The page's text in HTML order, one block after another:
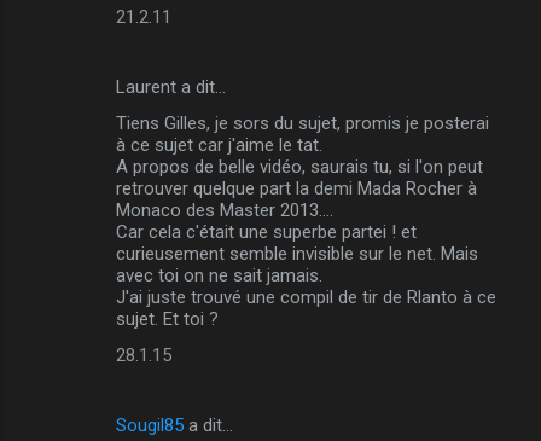
21.2.11
Laurent a dit…
Tiens Gilles, je sors du sujet, promis je posterai
à ce sujet car j'aime le tat.
A propos de belle vidéo, saurais tu, si l'on peut
retrouver quelque part la demi Mada Rocher à
Monaco des Master 2013....
Car cela c'était une superbe partei ! et
curieusement semble invisible sur le net. Mais
avec toi on ne sait jamais.
J'ai juste trouvé une compil de tir de Rlanto à ce
sujet. Et toi ?
28.1.15
Sougil85 a dit…